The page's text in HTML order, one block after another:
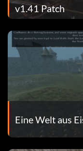
v1.41 Patch
Eine Welt aus